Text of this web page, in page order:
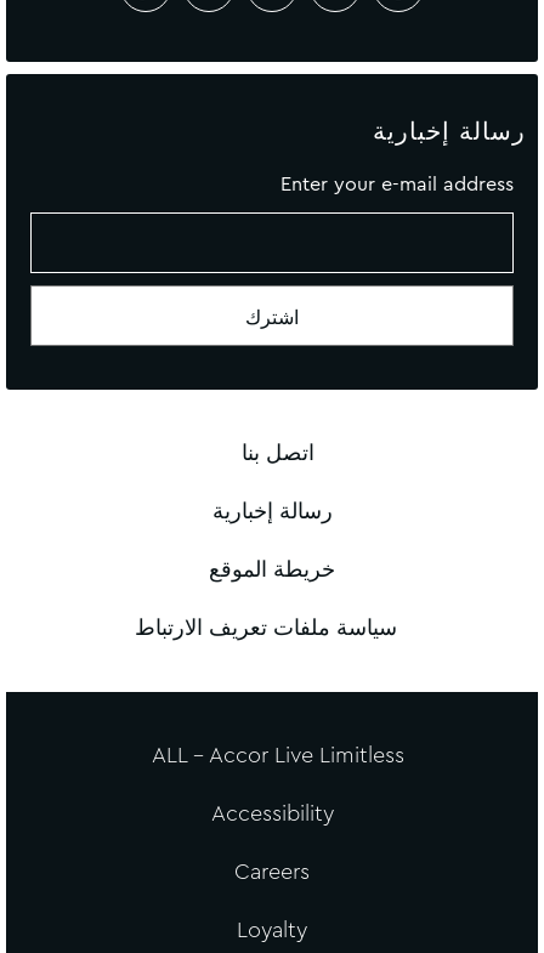
رسالة إخبارية
Enter your e-mail address
اتصل بنا
رسالة إخبارية
خريطة الموقع
سياسة ملفات تعريف الارتباط
ALL - Accor Live Limitless
Accessibility
Careers
Loyalty